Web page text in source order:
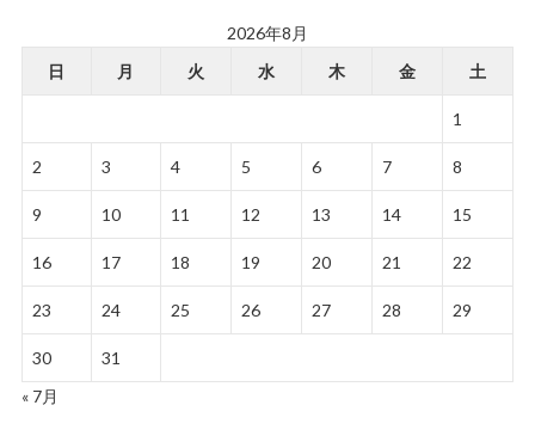
2026年8月
日
月 火 水 木 金 土
1
2 3 4 5 6 7 8
9 10 11 12 13 14 15
16 17 18 19 20 21 22
23 24 25 26 27 28 29
30
31
« 7月